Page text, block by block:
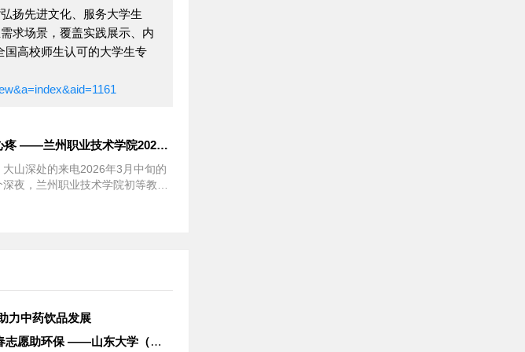
扬先进文化、服务大学生
求场景，覆盖实践展示、内
国高校师生认可的大学生专
尕心疼 ——兰州职业技术学院2026年春季志愿者服务活动纪实
大山深处的来电2026年3月中旬的
深夜，兰州职业技术学院初等教育
力中药饮品发展
净滩护绿担使命，青春志愿助环保 ——山东大学（威海）学子社会